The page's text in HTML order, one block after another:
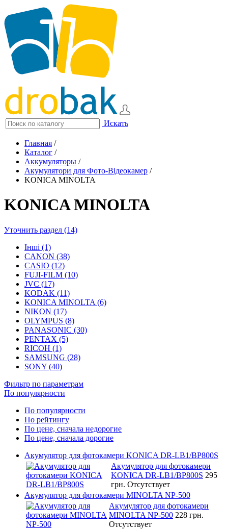
Искать
Главная /
Каталог /
Аккумуляторы /
Акумулятори для Фото-Відеокамер /
KONICA MINOLTA
KONICA MINOLTA
Уточнить раздел (14)
Інші (1)
CANON (38)
CASIO (12)
FUJI-FILM (10)
JVC (17)
KODAK (11)
KONICA MINOLTA (6)
NIKON (17)
OLYMPUS (8)
PANASONIC (30)
PENTAX (5)
RICOH (1)
SAMSUNG (28)
SONY (40)
Фильтр по параметрам
По популярности
По популярности
По рейтингу
По цене, сначала недорогие
По цене, сначала дорогие
Акумулятор для фотокамери KONICA DR-LB1/BP800S
Акумулятор для фотокамери
KONICA DR-LB1/BP800S 295
грн. Отсутствует
Акумулятор для фотокамери MINOLTA NP-500
Акумулятор для фотокамери
MINOLTA NP-500 228 грн.
Отсутствует